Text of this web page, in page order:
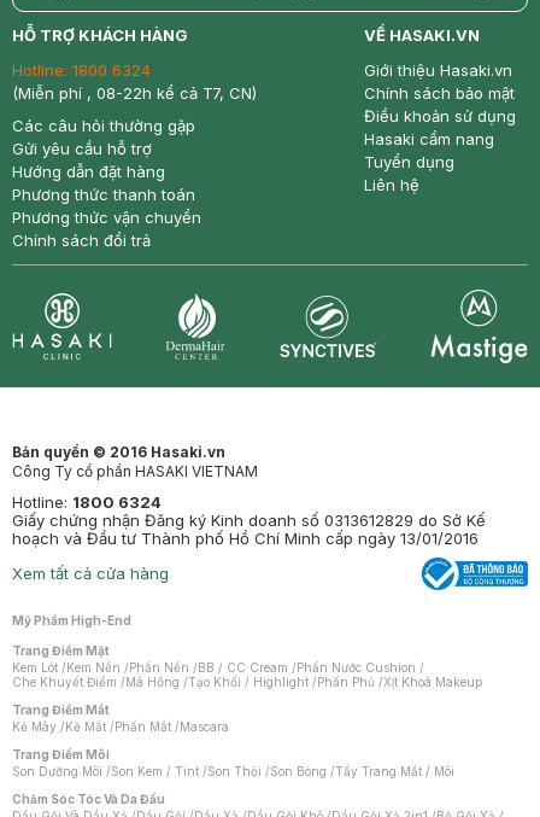
return nowfree price
HỖ TRỢ KHÁCH HÀNG
Hotline: 1800 6324
(Miễn phí , 08-22h kể cả T7, CN)
Các câu hỏi thường gặp
Gửi yêu cầu hỗ trợ
Hướng dẫn đặt hàng
Phương thức thanh toán
Phương thức vận chuyển
Chính sách đổi trả
VỀ HASAKI.VN
Giới thiệu Hasaki.vn
Chính sách bảo mật
Điều khoản sử dụng
Hasaki cẩm nang
Tuyển dụng
Liên hệ
Bản quyền © 2016 Hasaki.vn
Công Ty cổ phần HASAKI VIETNAM
Hotline: 1800 6324
Giấy chứng nhận Đăng ký Kinh doanh số 0313612829 do Sở Kế
hoạch và Đầu tư Thành phố Hồ Chí Minh cấp ngày 13/01/2016
Xem tất cả cửa hàng
Mỹ Phẩm High-End
Trang Điểm Mặt
Kem Lót /Kem Nền /Phấn Nền /BB / CC Cream /Phấn Nước Cushion /
Che Khuyết Điểm /Má Hồng /Tạo Khối / Highlight /Phấn Phủ /Xịt Khoá Makeup
Trang Điểm Mắt
Kẻ Mày /Kẻ Mắt /Phấn Mắt /Mascara
Trang Điểm Môi
Son Dưỡng Môi /Son Kem / Tint /Son Thỏi /Son Bóng /Tẩy Trang Mắt / Môi
Chăm Sóc Tóc Và Da Đầu